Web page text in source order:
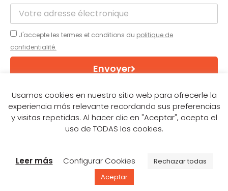
J'accepte les termes et conditions du politique de
confidentialité.
Envoyer
© Italpannelli
Usamos cookies en nuestro sitio web para ofrecerle la
experiencia más relevante recordando sus preferencias
y visitas repetidas. Al hacer clic en "Aceptar", acepta el
uso de TODAS las cookies.
Leer más Configurar Cookies
Rechazar todas
Aceptar